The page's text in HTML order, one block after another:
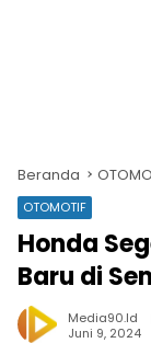
Beranda
OTOMOTIF
Honda
Baru di
Media90.id
Juni 9, 2024